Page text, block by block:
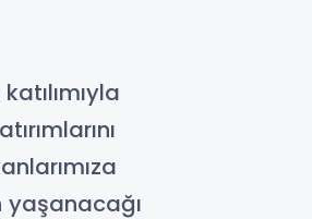
yaşanacağı